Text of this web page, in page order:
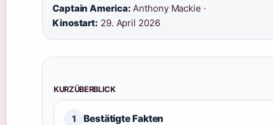
Captain America: Anthony Mackie ·
Kinostart: 29. April 2026
KURZÜBERBLICK
1 Bestätigte Fakten